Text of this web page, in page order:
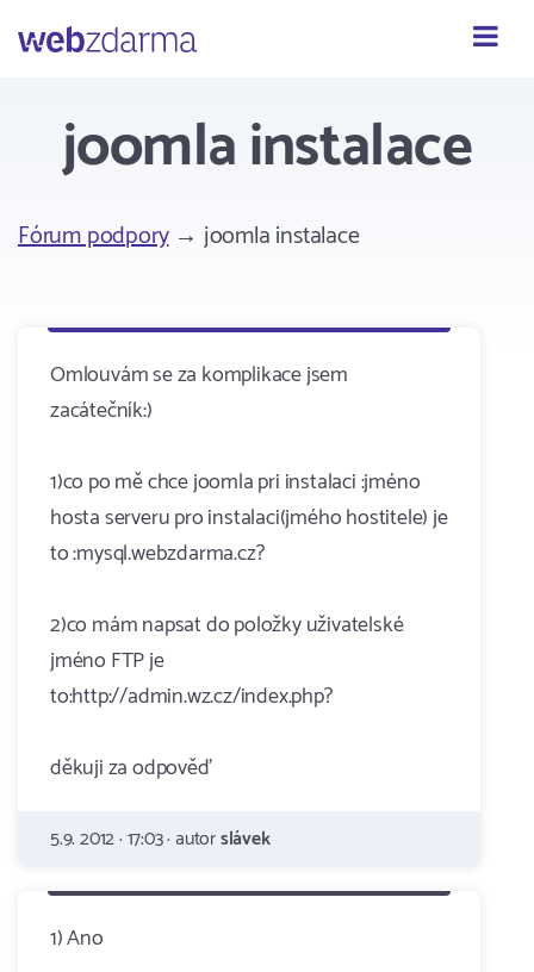
Webzdarma
joomla instalace
Fórum podpory→ joomla instalace
Omlouvám se za komplikace jsem
zacátečník:)
1)co po mě chce joomla pri instalaci :jméno
hosta serveru pro instalaci(jmého hostitele) je
to :mysql.webzdarma.cz?
2)co mám napsat do položky uživatelské
jméno FTP je
to:http://admin.wz.cz/index.php?
děkuji za odpověď
5.9. 2012 · 17:03 · autorslávek
1) Ano